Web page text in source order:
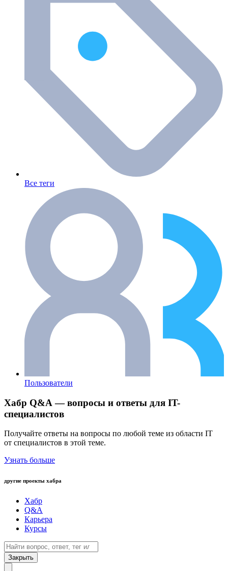
Все теги
Пользователи
Хабр Q&A — вопросы и ответы для IT-
специалистов
Получайте ответы на вопросы по любой теме из области IT
от специалистов в этой теме.
Узнать больше
другие проекты хабра
Хабр
Q&A
Карьера
Курсы
Закрыть